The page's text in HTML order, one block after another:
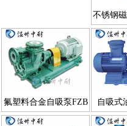
不锈钢
氟塑料合金自吸泵FZB
型
自吸式